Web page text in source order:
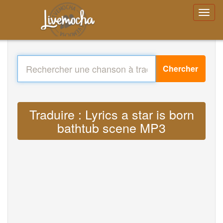
Chercher
Traduire : Lyrics a star is born
bathtub scene MP3